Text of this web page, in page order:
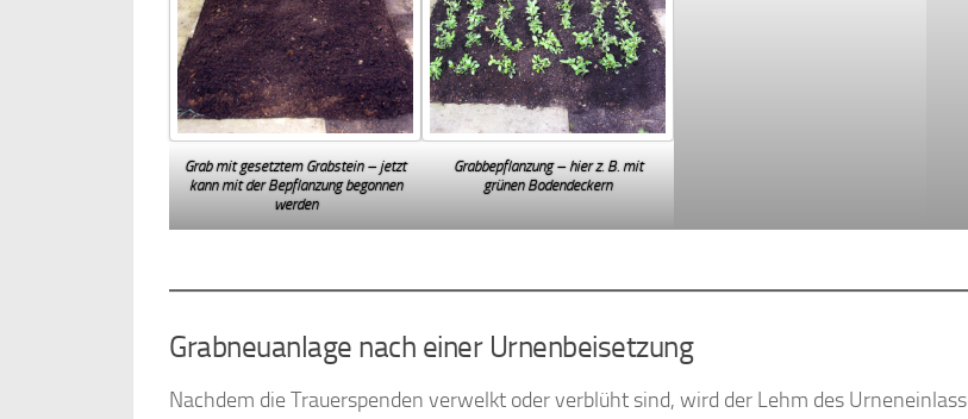
Grab mit gesetztem Grabstein – jetzt
kann mit der Bepflanzung begonnen
werden
Grabbepflanzung – hier z. B. mit
grünen Bodendeckern
Grabneuanlage nach einer Urnenbeisetzung
Nachdem die Trauerspenden verwelkt oder verblüht sind, wird der Lehm des